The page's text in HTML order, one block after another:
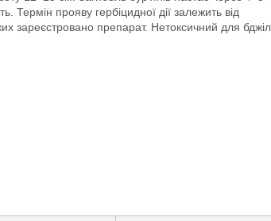
Термін прояву гербіцидної дії залежить від
зареєстровано препарат. Нетоксичний для